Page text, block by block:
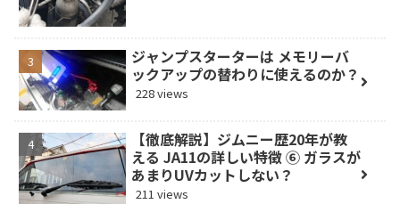
ジャンプスターターは メモリーバ
ックアップの替わりに使えるのか？
228 views
【徹底解説】ジムニー歴20年が教
える JA11の詳しい特徴 ⑥ ガラスが
あまりUVカットしない？
211 views